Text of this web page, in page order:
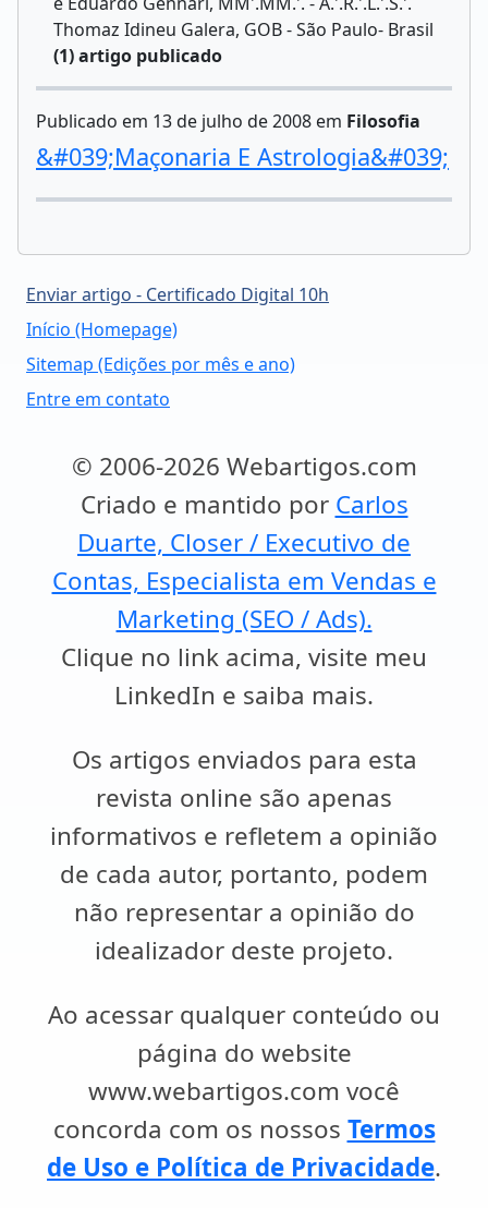
(1) artigo publicado
Publicado em 13 de julho de 2008 em Filosofia
&#039;Maçonaria E Astrologia&#039;
Enviar artigo - Certificado Digital 10h
Início (Homepage)
Sitemap (Edições por mês e ano)
Entre em contato
© 2006-2026 Webartigos.com
Criado e mantido por Carlos
Duarte, Closer / Executivo de
Contas, Especialista em Vendas e
Marketing (SEO / Ads).
Clique no link acima, visite meu
LinkedIn e saiba mais.
Os artigos enviados para esta
revista online são apenas
informativos e refletem a opinião
de cada autor, portanto, podem
não representar a opinião do
idealizador deste projeto.
Ao acessar qualquer conteúdo ou
página do website
www.webartigos.com você
concorda com os nossos Termos
de Uso e Política de Privacidade.